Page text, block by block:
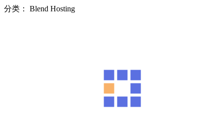
分类： Blend Hosting